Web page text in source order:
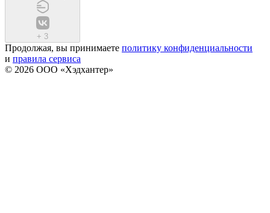
+ 3
Продолжая, вы принимаете политику конфиденциальности
и правила сервиса
© 2026 ООО «Хэдхантер»